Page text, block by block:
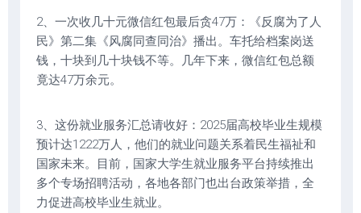
2、一次收几十元微信红包最后贪47万：《反腐为了人
民》第二集《风腐同查同治》播出。车托给档案岗送
钱，十块到几十块钱不等。几年下来，微信红包总额
竟达47万余元。
3、这份就业服务汇总请收好：2025届高校毕业生规模
预计达1222万人，他们的就业问题关系着民生福祉和
国家未来。目前，国家大学生就业服务平台持续推出
多个专场招聘活动，各地各部门也出台政策举措，全
力促进高校毕业生就业。